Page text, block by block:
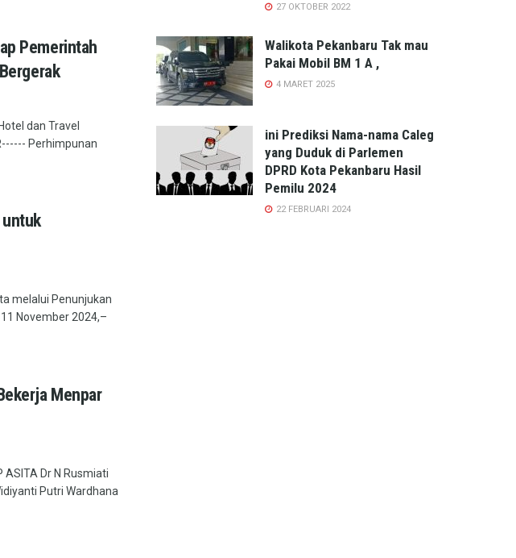
Pemerintah
dan Travel
Perhimpunan
untuk
melalui Penunjukan
November 2024,–
Menpar
ASITA Dr N Rusmiati
Putri Wardhana
27 OKTOBER 2022
Walikota Pekanbaru Tak mau
Pakai Mobil BM 1 A ,
4 MARET 2025
ini Prediksi Nama-nama Caleg
yang Duduk di Parlemen
DPRD Kota Pekanbaru Hasil
Pemilu 2024
22 FEBRUARI 2024